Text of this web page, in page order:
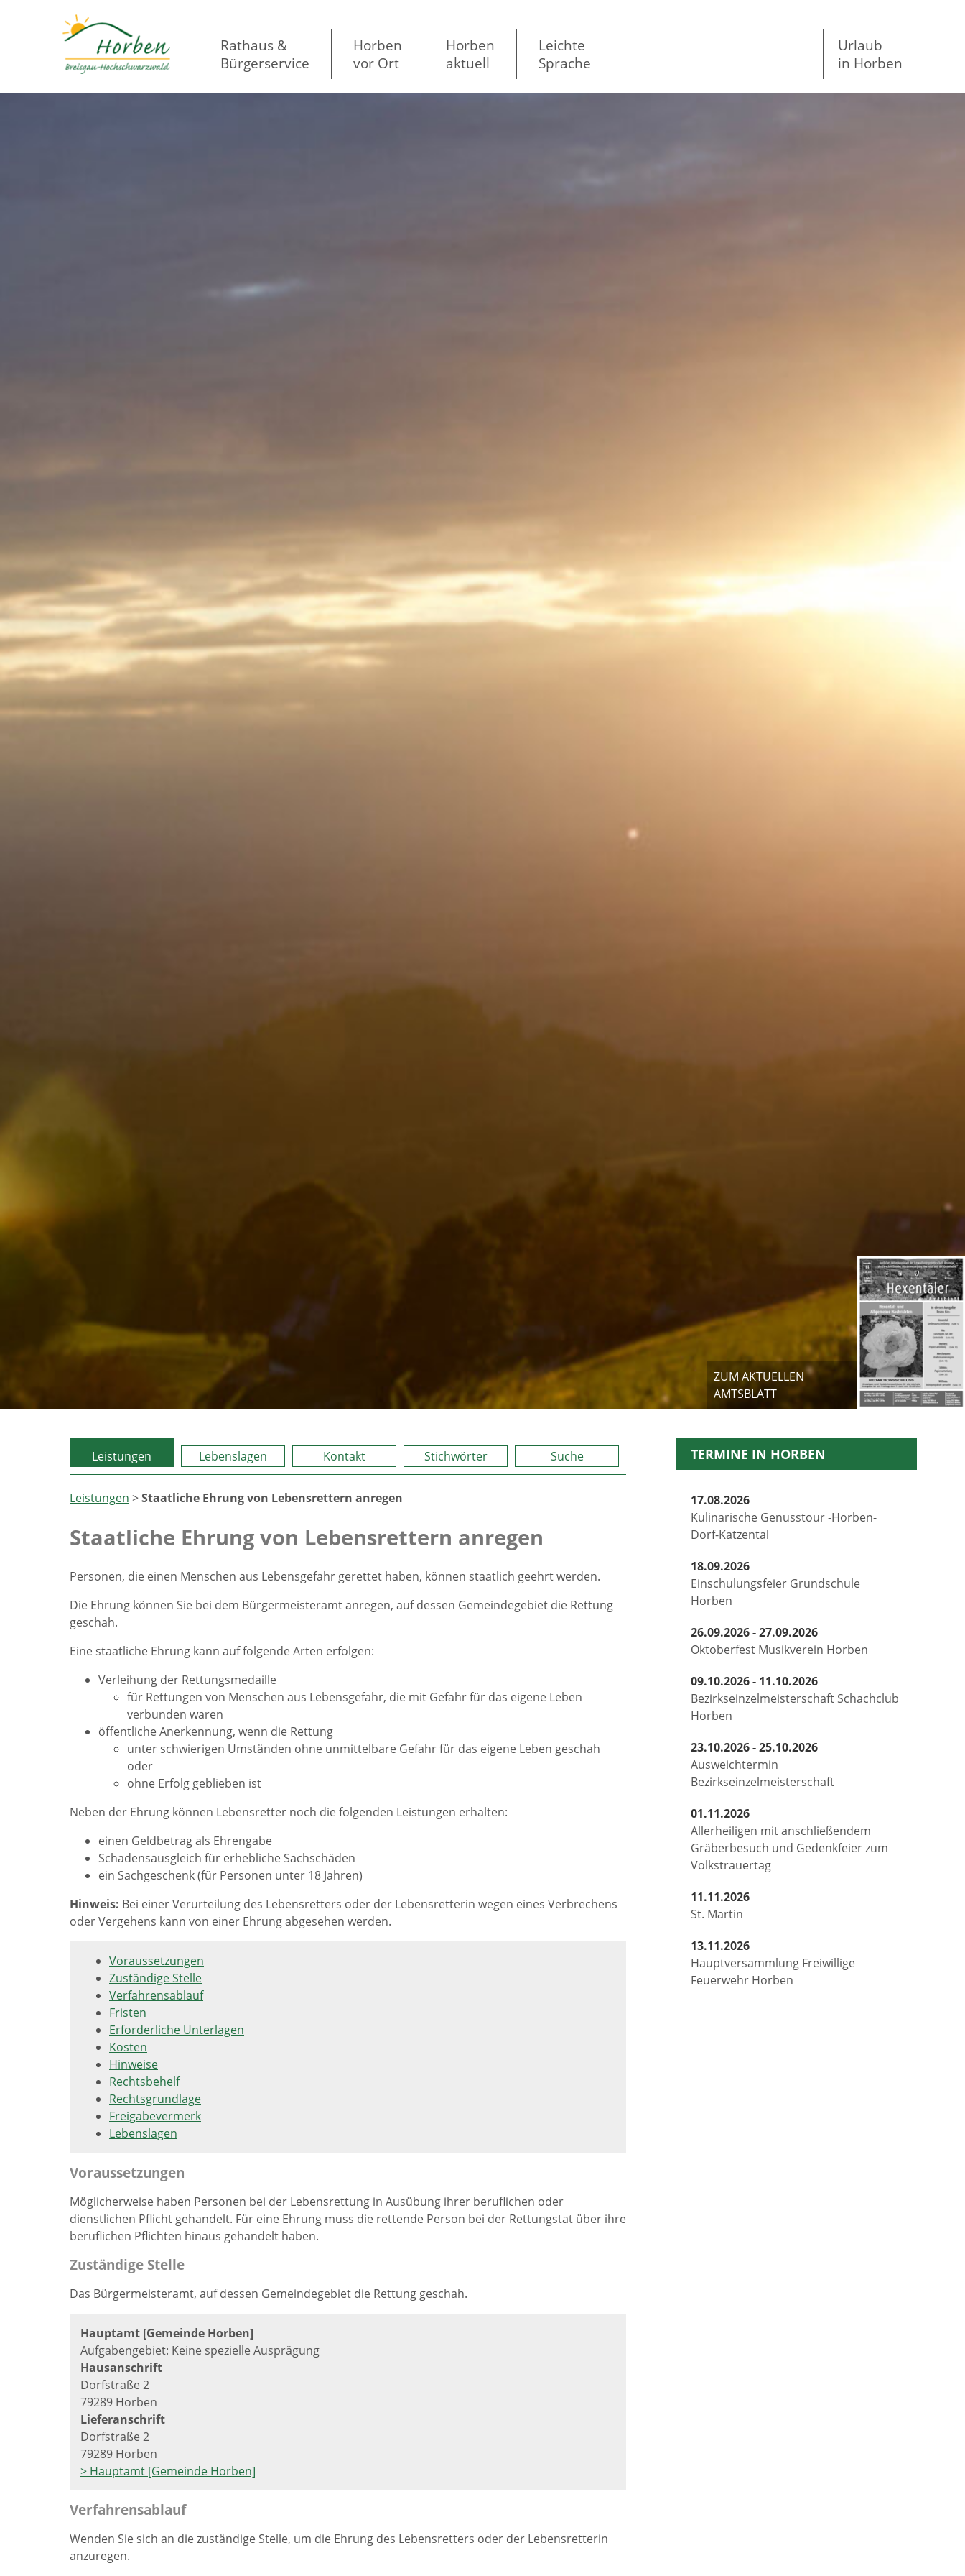
Rathaus &
Bürgerservice
Horben
vor Ort
Horben
aktuell
Leichte
Sprache
Urlaub
in Horben
ZUM AKTUELLEN
AMTSBLATT
Leistungen Lebenslagen Kontakt Stichwörter Suche
Leistungen >Staatliche Ehrung von Lebensrettern anregen
Staatliche Ehrung von Lebensrettern anregen
Personen, die einen Menschen aus Lebensgefahr gerettet haben, können staatlich geehrt werden.
Die Ehrung können Sie bei dem Bürgermeisteramt anregen, auf dessen Gemeindegebiet die Rettung
geschah.
Eine staatliche Ehrung kann auf folgende Arten erfolgen:
Verleihung der Rettungsmedaille
für Rettungen von Menschen aus Lebensgefahr, die mit Gefahr für das eigene Leben
verbunden waren
öffentliche Anerkennung, wenn die Rettung
unter schwierigen Umständen ohne unmittelbare Gefahr für das eigene Leben geschah
oder
ohne Erfolg geblieben ist
Neben der Ehrung können Lebensretter noch die folgenden Leistungen erhalten:
einen Geldbetrag als Ehrengabe
Schadensausgleich für erhebliche Sachschäden
ein Sachgeschenk (für Personen unter 18 Jahren)
Hinweis: Bei einer Verurteilung des Lebensretters oder der Lebensretterin wegen eines Verbrechens
oder Vergehens kann von einer Ehrung abgesehen werden.
Voraussetzungen
Zuständige Stelle
Verfahrensablauf
Fristen
Erforderliche Unterlagen
Kosten
Hinweise
Rechtsbehelf
Rechtsgrundlage
Freigabevermerk
Lebenslagen
Voraussetzungen
Möglicherweise haben Personen bei der Lebensrettung in Ausübung ihrer beruflichen oder
dienstlichen Pflicht gehandelt. Für eine Ehrung muss die rettende Person bei der Rettungstat über ihre
beruflichen Pflichten hinaus gehandelt haben.
Zuständige Stelle
Das Bürgermeisteramt, auf dessen Gemeindegebiet die Rettung geschah.
Hauptamt [Gemeinde Horben]
Aufgabengebiet: Keine spezielle Ausprägung
Hausanschrift
Dorfstraße 2
79289 Horben
Lieferanschrift
Dorfstraße 2
79289 Horben
> Hauptamt [Gemeinde Horben]
Verfahrensablauf
Wenden Sie sich an die zuständige Stelle, um die Ehrung des Lebensretters oder der Lebensretterin
anzuregen.
TERMINE IN HORBEN
17.08.2026
Kulinarische Genusstour -Horben-
Dorf-Katzental
18.09.2026
Einschulungsfeier Grundschule
Horben
26.09.2026 - 27.09.2026
Oktoberfest Musikverein Horben
09.10.2026 - 11.10.2026
Bezirkseinzelmeisterschaft Schachclub
Horben
23.10.2026 - 25.10.2026
Ausweichtermin
Bezirkseinzelmeisterschaft
01.11.2026
Allerheiligen mit anschließendem
Gräberbesuch und Gedenkfeier zum
Volkstrauertag
11.11.2026
St. Martin
13.11.2026
Hauptversammlung Freiwillige
Feuerwehr Horben